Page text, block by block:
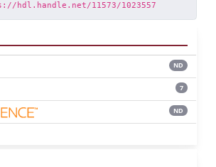
hdl.handle.net/11573/1023557
ND
7
ND